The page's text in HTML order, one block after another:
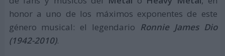
honor a uno de los máximos exponentes de este
género musical: el legendario Ronnie James Dio
(1942-2010).